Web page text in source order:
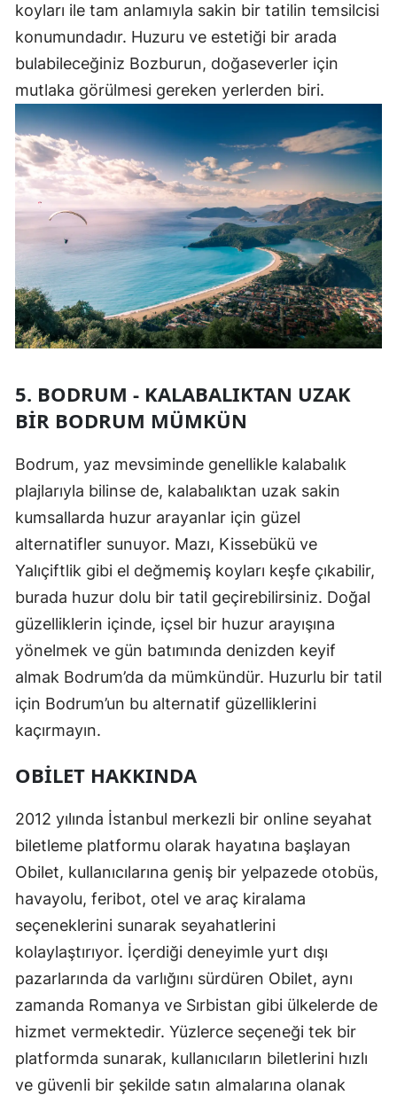
koyları ile tam anlamıyla sakin bir tatilin temsilcisi
konumundadır. Huzuru ve estetiği bir arada
bulabileceğiniz Bozburun, doğaseverler için
mutlaka görülmesi gereken yerlerden biri.
5. BODRUM - KALABALIKTAN UZAK
BIR BODRUM MÜMKÜN
Bodrum, yaz mevsiminde genellikle kalabalık
plajlarıyla bilinse de, kalabalıktan uzak sakin
kumsallarda huzur arayanlar için güzel
alternatifler sunuyor. Mazı, Kissebükü ve
Yalıçiftlik gibi el değmemiş koyları keşfe çıkabilir,
burada huzur dolu bir tatil geçirebilirsiniz. Doğal
güzelliklerin içinde, içsel bir huzur arayışına
yönelmek ve gün batımında denizden keyif
almak Bodrum’da da mümkündür. Huzurlu bir tatil
için Bodrum’un bu alternatif güzelliklerini
kaçırmayın.
OBILET HAKKINDA
2012 yılında İstanbul merkezli bir online seyahat
biletleme platformu olarak hayatına başlayan
Obilet, kullanıcılarına geniş bir yelpazede otobüs,
havayolu, feribot, otel ve araç kiralama
seçeneklerini sunarak seyahatlerini
kolaylaştırıyor. İçerdiği deneyimle yurt dışı
pazarlarında da varlığını sürdüren Obilet, aynı
zamanda Romanya ve Sırbistan gibi ülkelerde de
hizmet vermektedir. Yüzlerce seçeneği tek bir
platformda sunarak, kullanıcıların biletlerini hızlı
ve güvenli bir şekilde satın almalarına olanak